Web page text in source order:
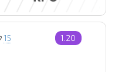
15 1.20